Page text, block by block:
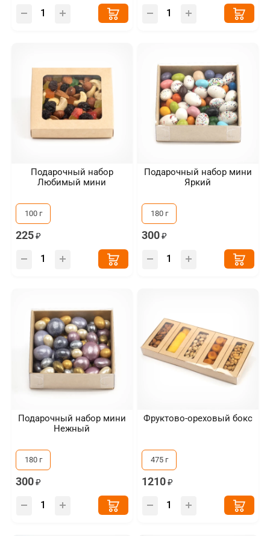
Подарочный набор
Любимый мини
100 г
225
Подарочный набор мини
Яркий
180 г
300
Подарочный набор мини
Нежный
180 г
300
Фруктово-ореховый бокс
475 г
1210